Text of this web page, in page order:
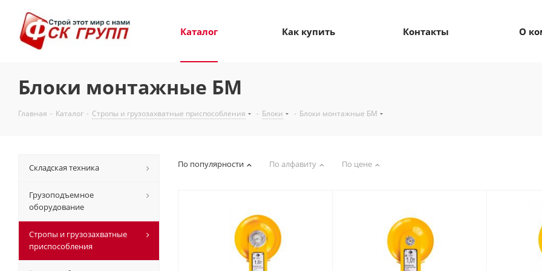
Каталог Как купить Контакты О
Блоки монтажные БМ
Главная - Каталог - Стропы и грузозахватные приспособления - Блоки - Блоки монтажные БМ
По популярности По алфавиту По цене
Складская техника
Грузоподъемное
оборудование
Стропы и грузозахватные
приспособления